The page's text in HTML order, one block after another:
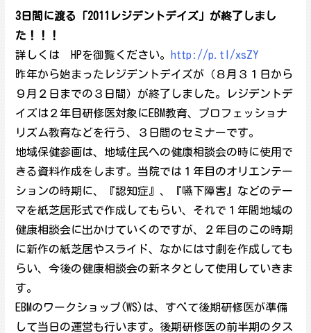
3日間に渡る「2011 レジデントデイズ」が終了しまし
た！！！
詳しくは HPを御覧ください。
http://p.tl/xsZY
昨年から始まったレジデントデイズが（８月３１日から
９月２日までの３日間）が終了しました。レジデントデ
イズは２年目研修医対象にEBM教育、プロフェッショナ
リズム教育などを行う、３日間のセミナーです。
地域保健参画は、地域住民への健康相談会の時に使用で
きる資料作成をします。当院では１年目のオリエンテー
ションの時期に、『認知症』、『嚥下障害』などのテー
マを紙芝居形式で作成してもらい、それで１年間地域の
健康相談会に出かけていくのですが、２年目のこの時期
に新作の紙芝居やスライド、なかには寸劇を作成しても
らい、今後の健康相談会の新ネタとして使用していきま
す。
EBMのワークショップ(WS)は、すべて後期研修医が準備
して当日の運営も行います。後期研修医の前半期のタス